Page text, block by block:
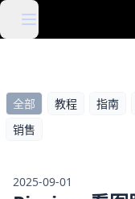
全部 教程 指南
销售
2025-09-01